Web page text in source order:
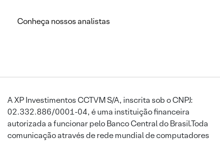
Conheça nossos analistas
A XP Investimentos CCTVM S/A, inscrita sob o CNPJ:
02.332.886/0001-04, é uma instituição financeira
autorizada a funcionar pelo Banco Central do Brasil.Toda
comunicação através de rede mundial de computadores